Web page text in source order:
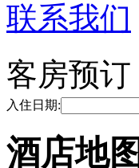
联系我们
客房预订
入住日期:
酒店地图